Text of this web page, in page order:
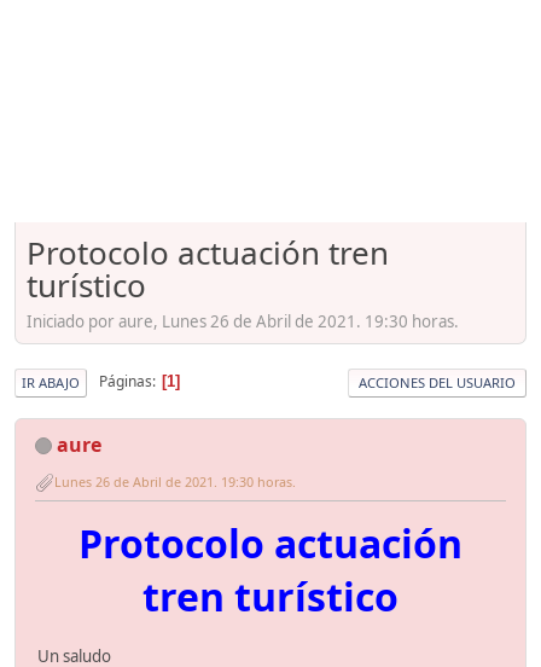
Protocolo actuación tren
turístico
Iniciado por aure, Lunes 26 de Abril de 2021. 19:30 horas.
IR ABAJO Páginas 1 ACCIONES DEL USUARIO
aure
Lunes 26 de Abril de 2021. 19:30 horas.
Protocolo actuación
tren turístico
Un saludo